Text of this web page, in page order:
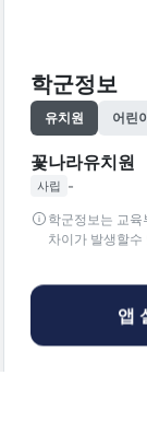
학군정보
유치원 어린
꽃나라유치원
사립 -
학군정보는 교
차이가 발생할수
앱